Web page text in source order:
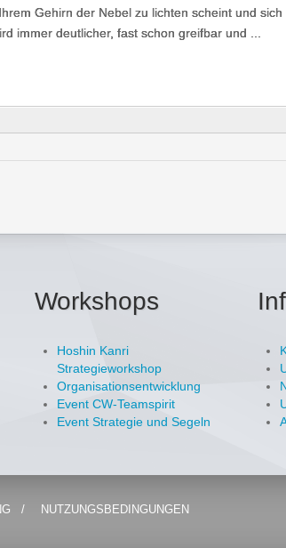
Gehirn der Nebel zu lichten scheint und sich
immer deutlicher, fast schon greifbar und ...
Workshops
Hoshin Kanri
Strategieworkshop
Organisationsentwicklung
Event CW-Teamspirit
Event Strategie und Segeln
NUTZUNGSBEDINGUNGEN